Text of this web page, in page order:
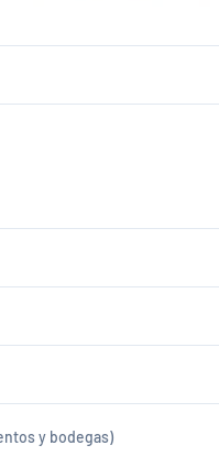
y bodegas)